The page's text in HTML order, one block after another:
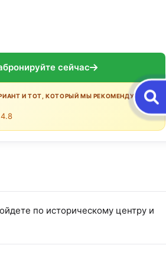
сейчас
И ТОТ, КОТОРЫЙ МЫ РЕКОМЕНДУЕМ:
4.8
по историческому центру и